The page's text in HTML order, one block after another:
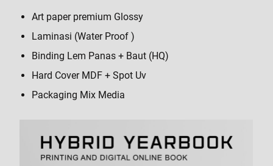
Art paper premium Glossy
Laminasi (Water Proof )
Binding Lem Panas + Baut (HQ)
Hard Cover MDF + Spot Uv
Packaging Mix Media